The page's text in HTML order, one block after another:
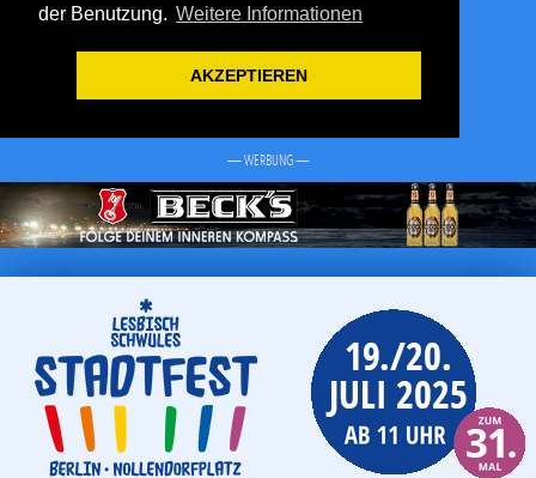
der Benutzung. Weitere Informationen
AKZEPTIEREN
— WERBUNG —